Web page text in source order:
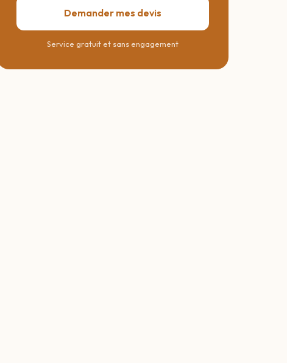
Demander mes devis
Service gratuit et sans engagement